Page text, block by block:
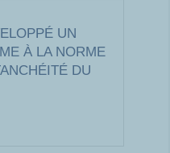
UN
À LA NORME
DU